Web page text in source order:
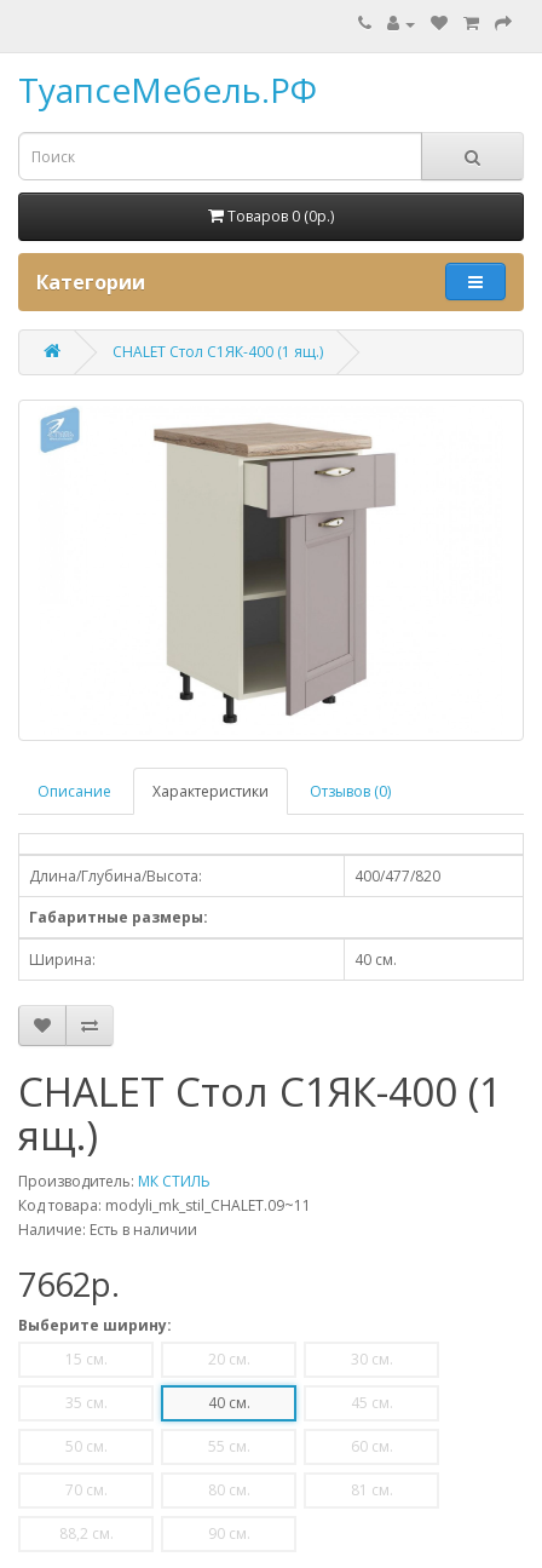
ТуапсеМебель.РФ
Товаров 0 (0p.)
Категории
CHALET Стол С1ЯК-400 (1 ящ.)
Описание Характеристики Отзывов (0)
Длина/Глубина/Высота:
400/477/820
Габаритные размеры:
Ширина: 40 см.
CHALET Стол С1ЯК-400 (1
ящ.)
Производитель: МК СТИЛЬ
Код товара: modyli_mk_stil_CHALET.09~11
Наличие: Есть в наличии
7662p.
Выберите ширину:
15 см.
20 см. 30 см.
35 см. 40 см. 45 см.
50 см. 55 см. 60 см.
70 см. 80 см. 81 см.
88,2 см. 90 см.